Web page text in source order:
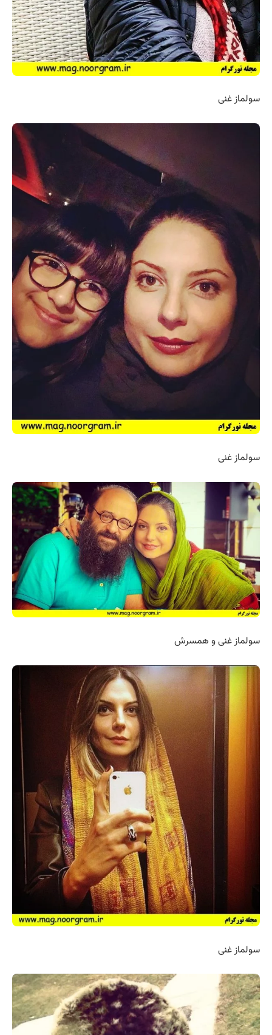
سولماز غنی
سولماز غنی
سولماز غنی و همسرش
سولماز غنی